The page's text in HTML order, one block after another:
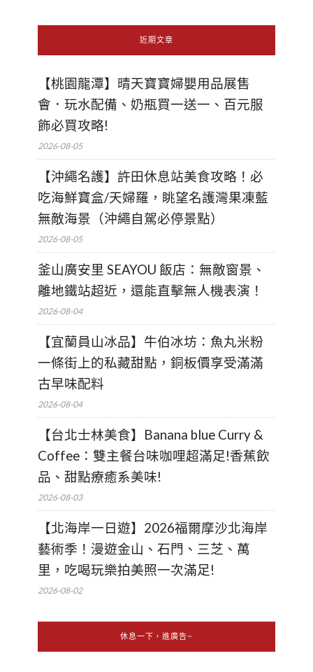
近期文章
【桃園龍潭】晴天寶寶婦嬰用品展售
會．玩水配備、奶瓶買一送一、百元服
飾必買攻略!
2026-08-05
【沖繩名護】許田休息站美食攻略！必
吃海鮮寶盒/天婦羅，眺望名護灣果凍藍
無敵海景（沖繩自駕必停景點）
2026-08-05
釜山廣安里 SEAYOU 飯店：無敵窗景、
離地鐵站超近，還能直擊無人機表演！
2026-08-04
【宜蘭員山冰品】牛伯冰坊：魚丸米粉
一條街上的私藏甜點，銅板價享受滿滿
古早味配料
2026-08-04
【台北士林美食】Banana blue Curry &
Coffee：雙主餐台味咖哩超滿足!香蕉飲
品、甜點療癒系美味!
2026-08-03
【北海岸一日遊】2026福爾摩沙北海岸
藝術季！漫遊金山、石門、三芝、萬
里，吃喝玩樂拍美照一次滿足!
2026-08-02
休息一下，進廣告~